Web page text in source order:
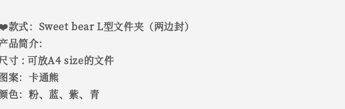
款式：Sweet bear L型文件夹（两边封）
品简介:
尺寸 : 可放A4 size的文件
案：卡通熊
色：粉、蓝、紫、青